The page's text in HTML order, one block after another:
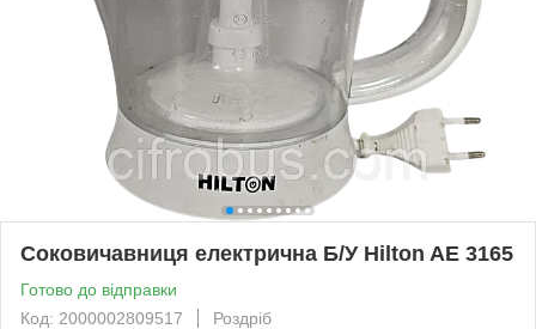
Соковичавниця електрична Б/У Hilton AE 3165
Готово до відправки
Код: 2000002809517
Роздріб